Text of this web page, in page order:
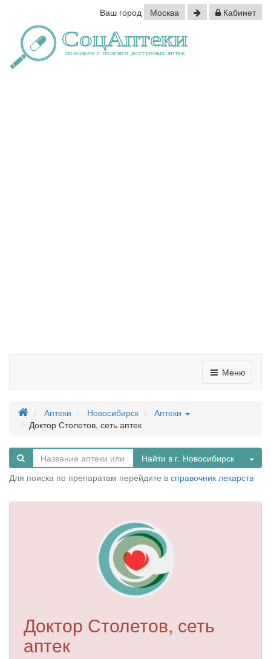
Ваш город Москва Кабинет
Меню
Аптеки Новосибирск
Аптеки
Доктор Столетов, сеть аптек
Найти в г. Новосибирск
Для поиска по препаратам перейдите в справочник лекарств
Доктор Столетов, сеть
аптек